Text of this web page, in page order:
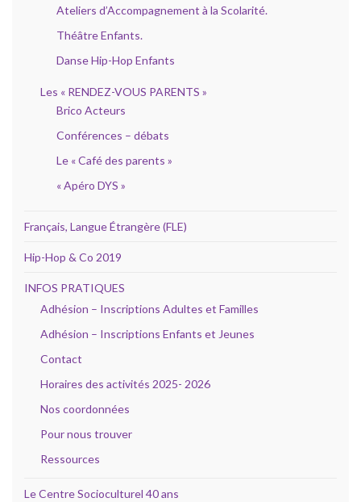
Ateliers d’Accompagnement à la Scolarité.
Théâtre Enfants.
Danse Hip-Hop Enfants
Les « RENDEZ-VOUS PARENTS »
Brico Acteurs
Conférences – débats
Le « Café des parents »
« Apéro DYS »
Français, Langue Étrangère (FLE)
Hip-Hop & Co 2019
INFOS PRATIQUES
Adhésion – Inscriptions Adultes et Familles
Adhésion – Inscriptions Enfants et Jeunes
Contact
Horaires des activités 2025- 2026
Nos coordonnées
Pour nous trouver
Ressources
Le Centre Socioculturel 40 ans